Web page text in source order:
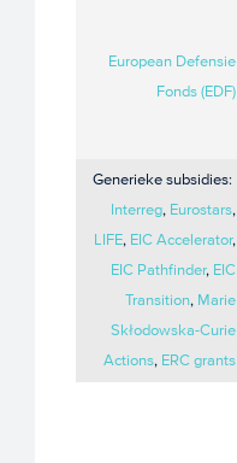
European Defensie
Fonds (EDF)
Generieke subsidies:
Interreg, Eurostars,
LIFE, EIC Accelerator,
EIC Pathfinder, EIC
Transition, Marie
Skłodowska-Curie
Actions, ERC grants